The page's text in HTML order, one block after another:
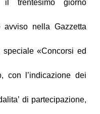
il trentesimo giorno
nella Gazzetta
«Concorsi ed
con l’indicazione dei
di partecipazione,